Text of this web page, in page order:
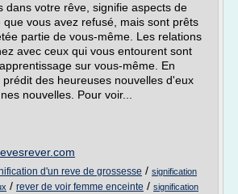
dans votre rêve, signifie aspects de
vous avez refusé, mais sont prêts
partie de vous-même. Les relations
avec ceux qui vous entourent sont
sur vous-même. En
des heureuses nouvelles d'eux
nouvelles. Pour voir...
d'un reve de grossesse / signification
/ rever de voir femme enceinte / signification